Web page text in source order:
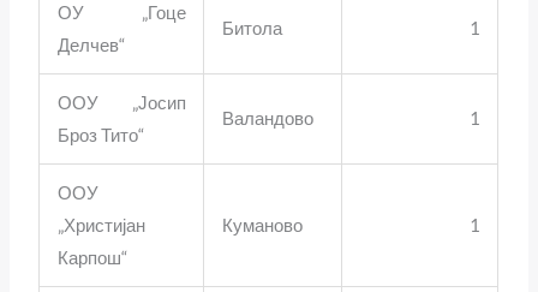
ОУ „Гоце
Делчев“
Битола 1
ООУ „Јосип
Броз Тито“
Валандово 1
ООУ
„Христијан
Карпош“
Куманово 1